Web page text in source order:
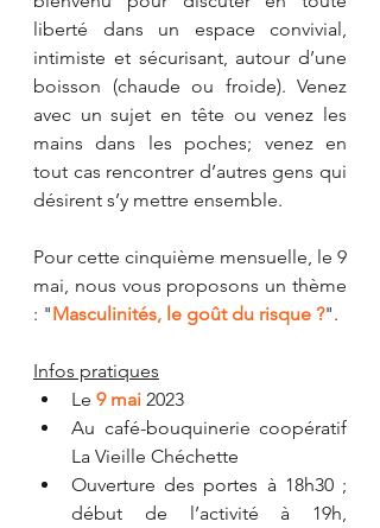
liberté dans un espace convivial,
intimiste et sécurisant, autour d’une
boisson (chaude ou froide). Venez
avec un sujet en tête ou venez les
mains dans les poches; venez en
tout cas rencontrer d’autres gens qui
désirent s’y mettre ensemble.
Pour cette cinquième mensuelle, le 9
mai, nous vous proposons un thème
: "Masculinités, le goût du risque ?".
Infos pratiques
Le 9 mai 2023
Au café-bouquinerie coopératif
La Vieille Chéchette
Ouverture des portes à 18h30 ;
début de l’activité à 19h,